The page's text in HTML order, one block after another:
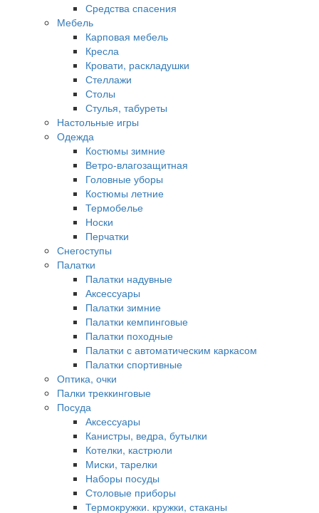
Средства спасения
Мебель
Карповая мебель
Кресла
Кровати, раскладушки
Стеллажи
Столы
Стулья, табуреты
Настольные игры
Одежда
Костюмы зимние
Ветро-влагозащитная
Головные уборы
Костюмы летние
Термобелье
Носки
Перчатки
Снегоступы
Палатки
Палатки надувные
Аксессуары
Палатки зимние
Палатки кемпинговые
Палатки походные
Палатки с автоматическим каркасом
Палатки спортивные
Оптика, очки
Палки треккинговые
Посуда
Аксессуары
Канистры, ведра, бутылки
Котелки, кастрюли
Миски, тарелки
Наборы посуды
Столовые приборы
Термокружки. кружки, стаканы